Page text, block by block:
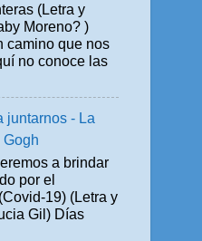
(Letra y
Moreno? )
camino que nos
no conoce las
juntarnos - La
Gogh
a brindar
por el
19) (Letra y
Gil) Días